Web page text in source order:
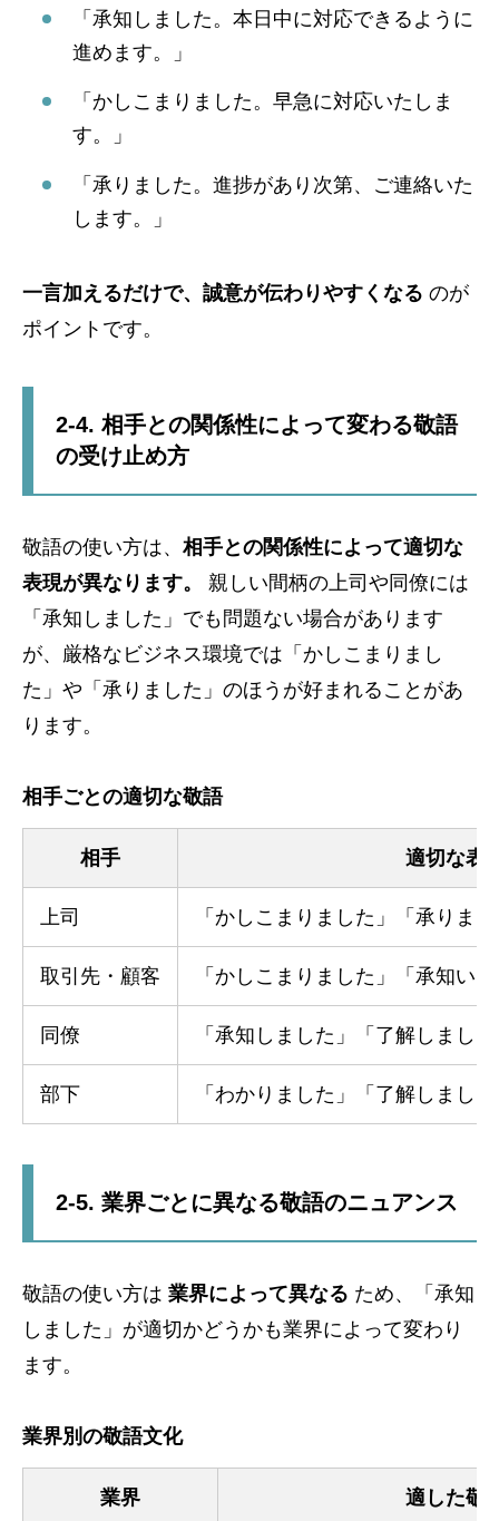
「承知しました。本日中に対応できるように
進めます。」
「かしこまりました。早急に対応いたしま
す。」
「承りました。進捗があり次第、ご連絡いた
します。」
一言加えるだけで、誠意が伝わりやすくなる のが
ポイントです。
2-4. 相手との関係性によって変わる敬語
の受け止め方
敬語の使い方は、 相手との関係性によって適切な
表現が異なります。
親しい間柄の上司や同僚には
「承知しました」でも問題ない場合があります
が、厳格なビジネス環境では「かしこまりまし
た」や「承りました」のほうが好まれることがあ
ります。
相手ごとの適切な敬語
相手 適切な表
上司 「かしこまりました」「承りま
取引先・顧客 「かしこまりました」「承知い
同僚 「承知しました」「了解しまし
部下 「わかりました」「了解しまし
2-5. 業界ごとに異なる敬語のニュアンス
敬語の使い方は 業界によって異なる ため、「承知
しました」が適切かどうかも業界によって変わり
ます。
業界別の敬語文化
業界 適した敬